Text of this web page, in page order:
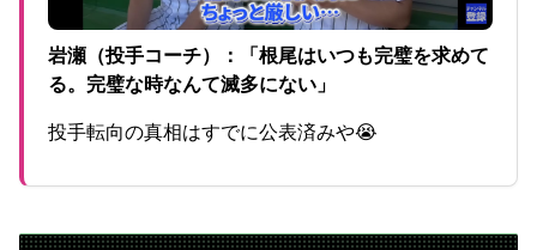
岩瀬（投手コーチ）：「根尾はいつも完璧を求めて
る。完璧な時なんて滅多にない」
投手転向の真相はすでに公表済みや😭